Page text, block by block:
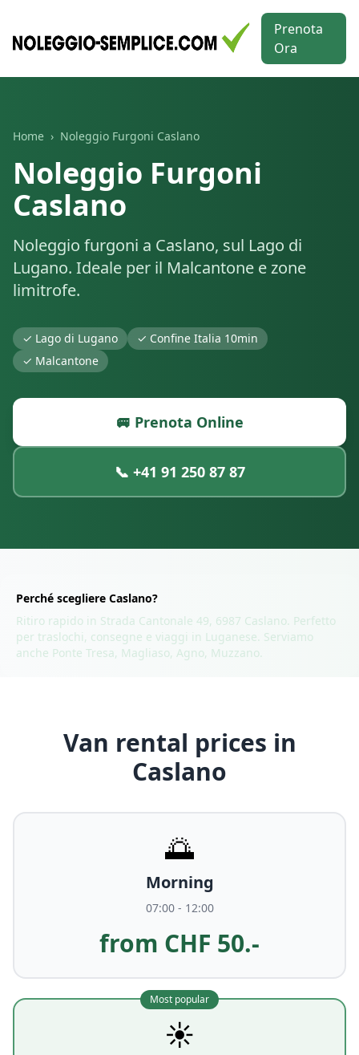
Prenota
Ora
Home › Noleggio Furgoni Caslano
Noleggio Furgoni
Caslano
Noleggio furgoni a Caslano, sul Lago di
Lugano. Ideale per il Malcantone e zone
limitrofe.
✓ Lago di Lugano ✓ Confine Italia 10min
✓ Malcantone
🚐 Prenota Online
📞 +41 91 250 87 87
Perché scegliere Caslano?
Ritiro rapido in Strada Cantonale 49, 6987 Caslano. Perfetto
per traslochi, consegne e viaggi in Luganese. Serviamo
anche Ponte Tresa, Magliaso, Agno, Muzzano.
Van rental prices in
Caslano
🌅
Morning
07:00 - 12:00
from CHF 50.-
Most popular
☀️